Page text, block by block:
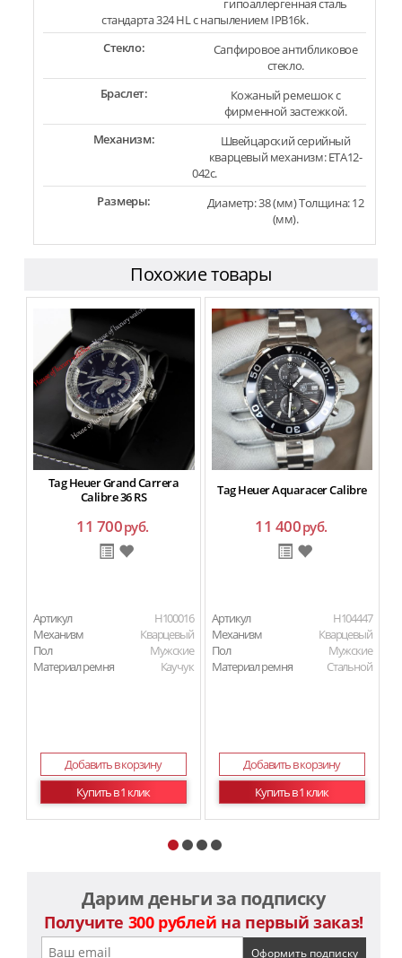
гипоаллергенная сталь
стандарта 324 HL с напылением IPB16k.
Стекло:
Сапфировое антибликовое
стекло.
Браслет:
Кожаный ремешок с
фирменной застежкой.
Механизм:
Швейцарский серийный
кварцевый механизм: ETA12-
042c.
Размеры:
Диаметр: 38 (мм) Толщина: 12
(мм).
Похожие товары
Tag Heuer Grand Carrera
Calibre 36 RS
11 700руб.
Артикул
H100016
Механизм
Кварцевый
Пол
Мужские
Материал ремня
Каучук
Добавить в корзину
Купить в 1 клик
Tag Heuer Aquaracer Calibre
11 400руб.
Артикул
H104447
Механизм
Кварцевый
Пол
Мужские
Материал ремня
Стальной
Добавить в корзину
Купить в 1 клик
Дарим деньги за подписку
Получите 300 рублей на первый заказ!